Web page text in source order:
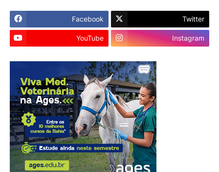
Facebook Twitter
YouTube Instagram